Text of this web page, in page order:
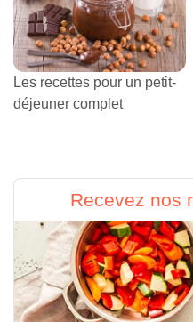
Les recettes pour un petit-
déjeuner complet
Recevez nos